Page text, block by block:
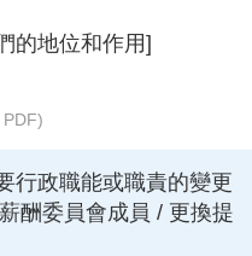
的地位和作用]
行政職能或職責的變更
酬委員會成員 / 更換提